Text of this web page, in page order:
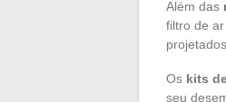
Além das
filtro de
Os kits
seu